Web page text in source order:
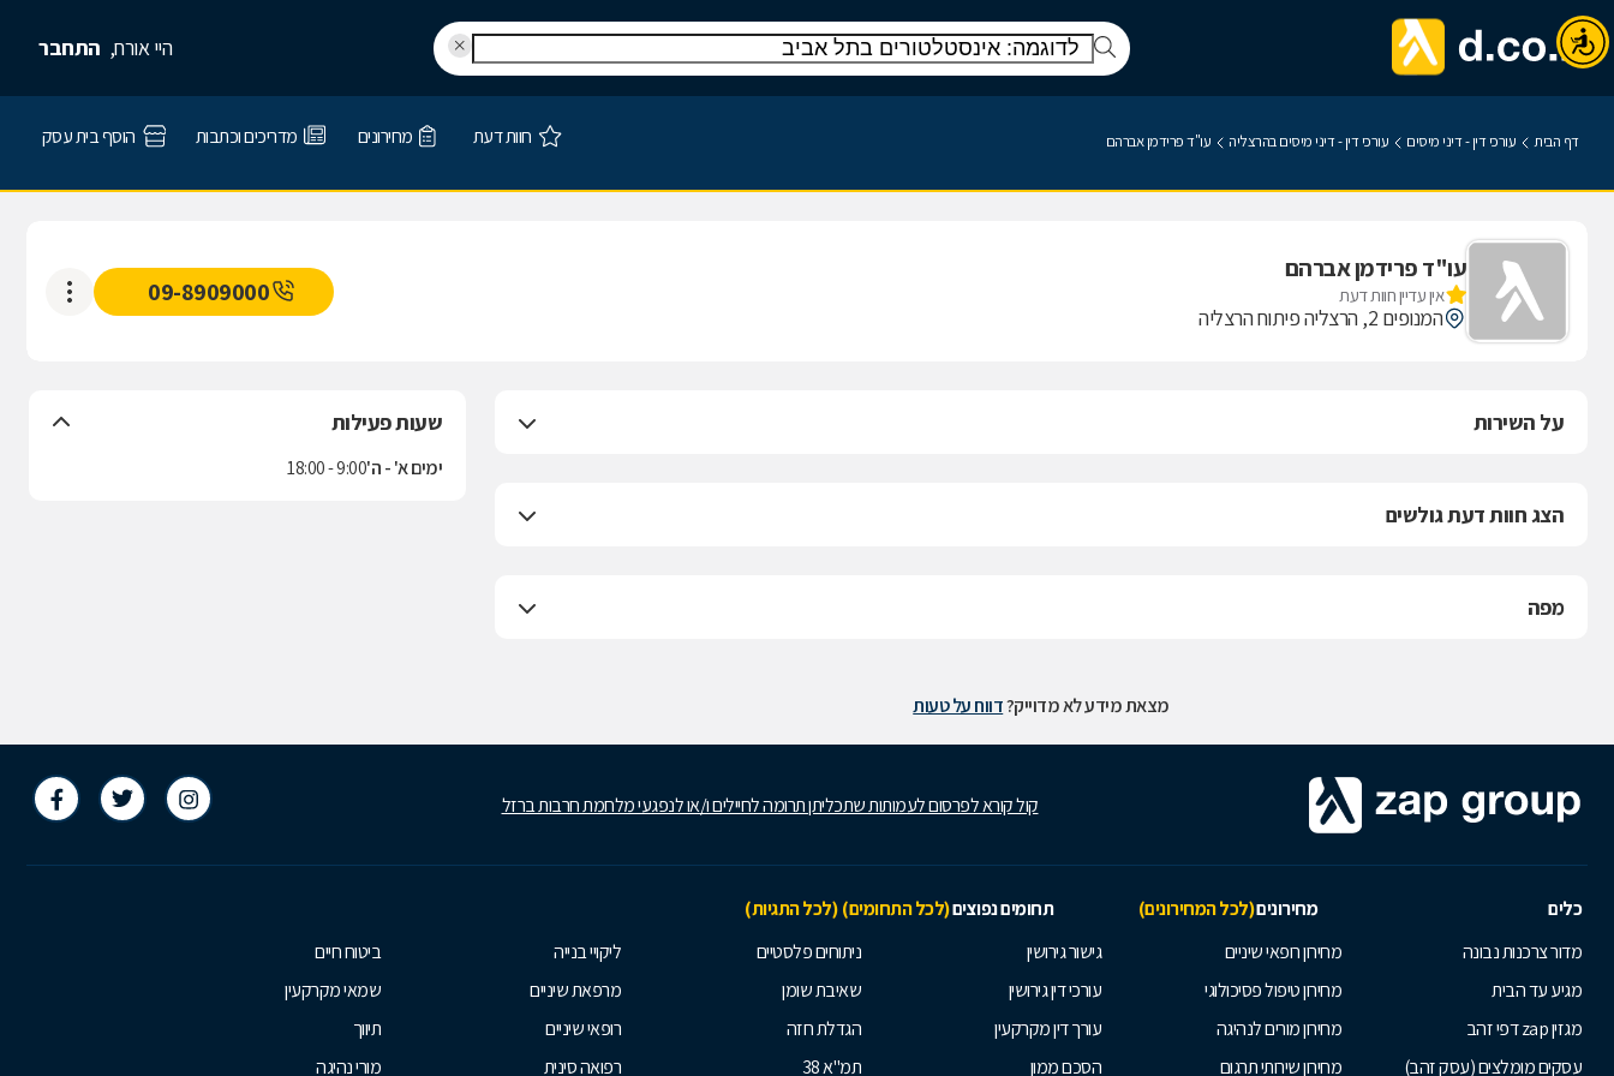
היי אורח, התחבר
דף הבית עורכי דין - דיני מיסים עורכי דין - דיני מיסים בהרצליה עו"ד פרידמן אברהם חוות דעת מחירונים מדריכים וכתבות הוסף בית עסק
עו"ד פרידמן אברהם
אין עדיין חוות דעת
המנופים 2, הרצליה פיתוח הרצליה
09-8909000
על השירות
הצג חוות דעת גולשים
מפה
שעות פעילות
ימים א' - ה'9:00 - 18:00
מצאת מידע לא מדוייק?דווח על טעות
קול קורא לפרסום לעמותות שתכליתן תרומה לחיילים ו/או לנפגעי מלחמת חרבות ברזל
כלים מחירונים(לכל המחירונים) תחומים נפוצים(לכל התחומים) (לכל התגיות)
מדור צרכנות נבונה
מגיע עד הבית
מגזין zap דפי זהב
עסקים מומלצים (עסק זהב)
מחירון רופאי שיניים
מחירון טיפול פסיכולוגי
מחירון מורים לנהיגה
מחירון שירותי תרגום
גישור גירושין
עורכי דין גירושין
עורך דין מקרקעין
הסכם ממון
ניתוחים פלסטיים
שאיבת שומן
הגדלת חזה
תמ"א 38
ליקויי בנייה
מרפאת שיניים
רופאי שיניים
רפואה סינית
ביטוח חיים
שמאי מקרקעין
תיווך
מורי נהיגה